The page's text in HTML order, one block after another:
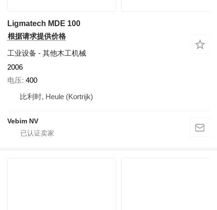
Ligmatech MDE 100
根据请求提供价格
工业设备 - 其他木工机械
2006
电压 400
比利时, Heule (Kortrijk)
Vebim NV